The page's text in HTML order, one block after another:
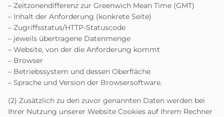
– Zeitzonendifferenz zur Greenwich Mean Time (GMT)
– Inhalt der Anforderung (konkrete Seite)
– Zugriffsstatus/HTTP-Statuscode
– jeweils übertragene Datenmenge
– Website, von der die Anforderung kommt
– Browser
– Betriebssystem und dessen Oberfläche
– Sprache und Version der Browsersoftware.
(2) Zusätzlich zu den zuvor genannten Daten werden bei
Ihrer Nutzung unserer Website Cookies auf Ihrem Rechner